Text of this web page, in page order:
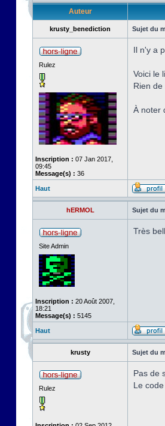
Auteur
krusty_benediction Sujet du
Rulez
Inscription : 07 Jan 2017,
09:45
Message(s) : 36
Il n'y a
Voici le
Rien
À noter
Haut
hERMOL Sujet du
Site Admin
Inscription : 20 Août 2007,
18:21
Message(s) : 5145
Très
Haut
krusty Sujet du
Rulez
Pas de
Le